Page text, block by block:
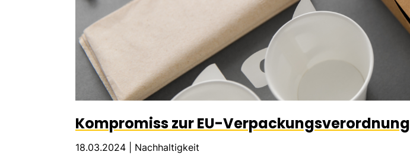
Kompromiss zur EU-Verpackungsverordnung
18.03.2024 | Nachhaltigkeit